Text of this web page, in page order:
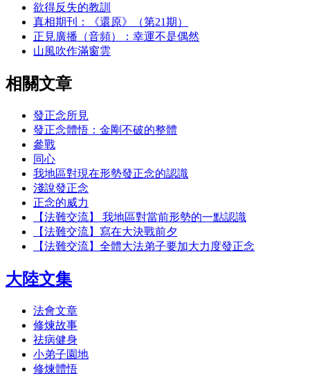
欲得反失的教訓
真相期刊：《還原》（第21期）
正見廣播（音頻）：幸運不是偶然
山風吹作滿窗雲
相關文章
發正念所見
發正念體悟：金剛不破的整體
參戰
同心
我地區對現在形勢發正念的認識
淺說發正念
正念的威力
【法難交流】 我地區對當前形勢的一點認識
【法難交流】寫在大決戰前夕
【法難交流】全體大法弟子要加大力度發正念
大陸文集
法會文章
修煉故事
祛病健身
小弟子園地
修煉體悟